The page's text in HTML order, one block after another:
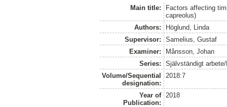
Main title:
Factors affecting
capreolus)
Authors:
Höglund, Linda
Supervisor:
Samelius, Gustaf
Examiner:
Månsson, Johan
Series:
Självständigt
Volume/Sequential
designation:
2018:7
Year of
Publication:
2018